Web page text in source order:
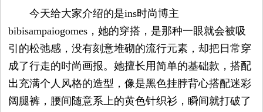
式
新
媒
今天给大家介绍的是ins时尚博主
bibisampaiogomes，她的穿搭，是那种一眼就会被吸
引的松弛感，没有刻意堆砌的流行元素，却把日常穿
成了行走的时尚画报。她擅长用简单的基础款，搭配
出充满个人风格的造型，像是黑色挂脖背心搭配迷彩
阔腿裤，腰间随意系上的黄色针织衫，瞬间就打破了